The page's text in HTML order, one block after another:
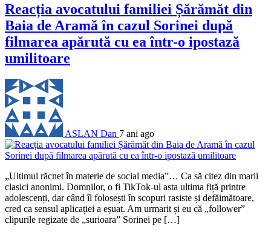
Reacția avocatului familiei Șărămăt din
Baia de Aramă în cazul Sorinei după
filmarea apărută cu ea într-o ipostază
umilitoare
ASLAN Dan 7 ani ago
„Ultimul răcnet în materie de social media”… Ca să citez din marii
clasici anonimi. Domnilor, o fi TikTok-ul asta ultima fiță printre
adolescenți, dar când îl folosești în scopuri rasiste și defăimătoare,
cred ca sensul aplicației a eșuat. Am urmarit și eu că „follower”
clipurile regizate de „surioara” Sorinei pe […]